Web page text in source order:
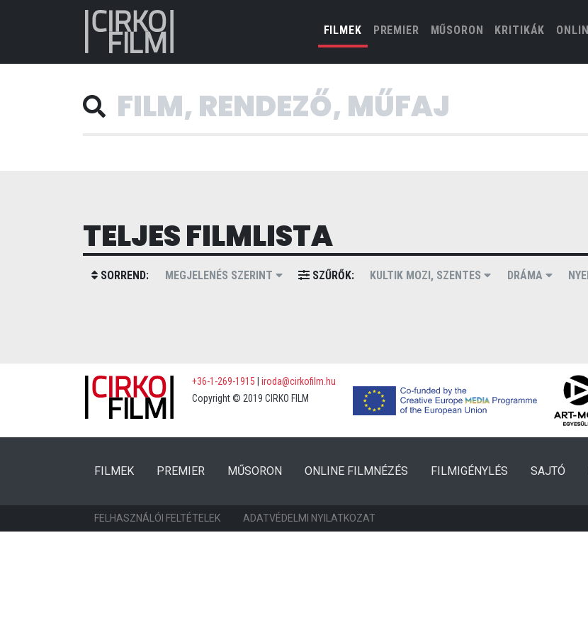
FILMEK(CURRENT)
PREMIER MŰSORON KRITIKÁK
TELJES FILMLISTA
SORREND: MEGJELENÉS SZERINT SZŰRŐK: KULTIK MOZI, SZENTES DRÁMA
+36-1-269-1915
iroda@cirkofilm.hu
Copyright © 2019 CIRKO FILM
FILMEK(CURRENT)
PREMIER (CURRENT)
MŰSORON ONLINE FILMNÉZÉS FILMIGÉNYLÉS SAJTÓ
FELHASZNÁLÓI FELTÉTELEK ADATVÉDELMI NYILATKOZAT